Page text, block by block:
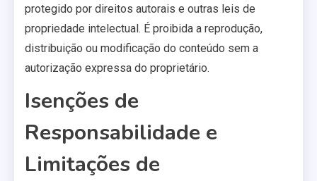
protegido por direitos autorais e outras leis de
propriedade intelectual. É proibida a reprodução,
distribuição ou modificação do conteúdo sem a
autorização expressa do proprietário.
Isenções de
Responsabilidade e
Limitações de